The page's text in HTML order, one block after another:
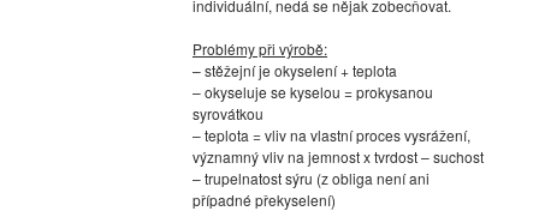
individuální, nedá se nějak zobecňovat.
Problémy při výrobě:
– stěžejní je okyselení + teplota
– okyseluje se kyselou = prokysanou
syrovátkou
– teplota = vliv na vlastní proces vysrážení,
významný vliv na jemnost x tvrdost – suchost
– trupelnatost sýru (z obliga není ani
případné překyselení)